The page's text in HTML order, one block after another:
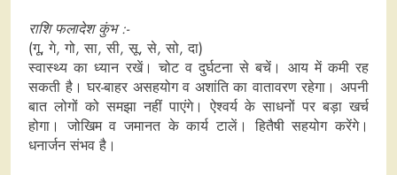
राशि फलादेश कुंभ :-
(गू, गे, गो, सा, सी, सू, से, सो, दा)
स्वास्थ्य का ध्यान रखें। चोट व दुर्घटना से बचें। आय में कमी रह
सकती है। घर-बाहर असहयोग व अशांति का वातावरण रहेगा। अपनी
बात लोगों को समझा नहीं पाएंगे। ऐश्वर्य के साधनों पर बड़ा खर्च
होगा। जोखिम व जमानत के कार्य टालें। हितैषी सहयोग करेंगे।
धनार्जन संभव है।